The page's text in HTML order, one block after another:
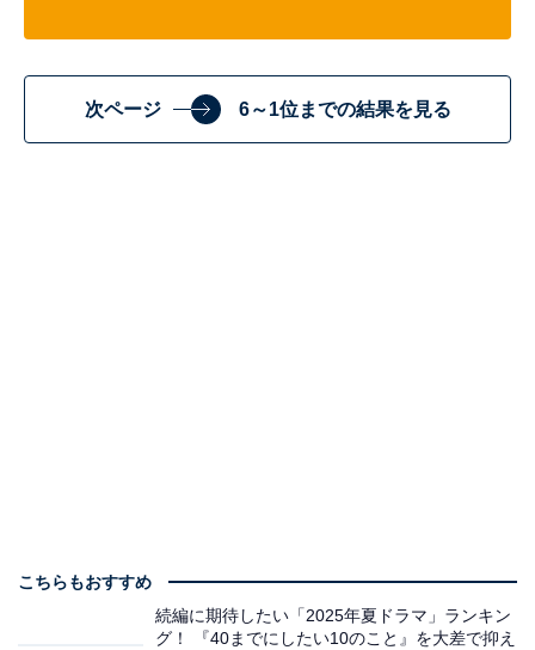
次ページ 6～1位までの結果を見る
こちらもおすすめ
続編に期待したい「2025年夏ドラマ」ランキン
グ！ 『40までにしたい10のこと』を大差で抑え